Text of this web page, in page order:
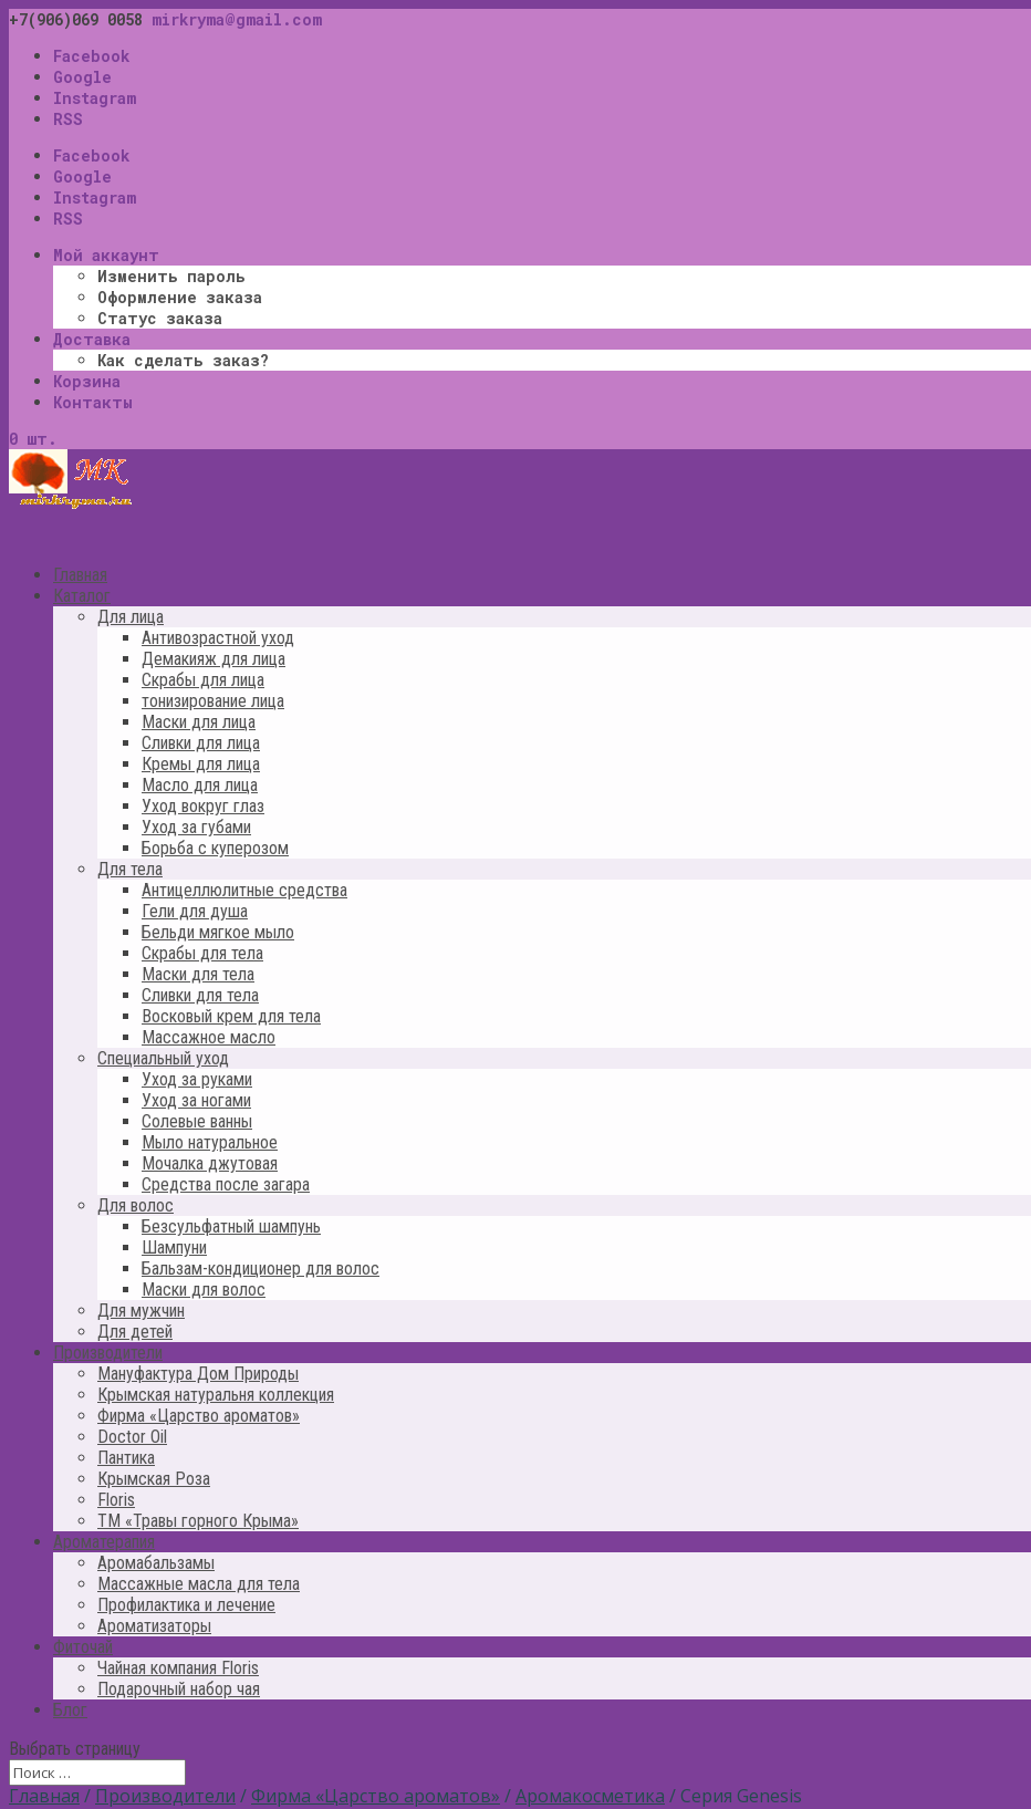
+7(906)069 0058 mirkryma@gmail.com
Facebook
Google
Instagram
RSS
Facebook
Google
Instagram
RSS
Мой аккаунт
Изменить пароль
Оформление заказа
Статус заказа
Доставка
Как сделать заказ?
Корзина
Контакты
0 шт.
Главная
Каталог
Для лица
Антивозрастной уход
Демакияж для лица
Скрабы для лица
тонизирование лица
Маски для лица
Сливки для лица
Кремы для лица
Масло для лица
Уход вокруг глаз
Уход за губами
Борьба с куперозом
Для тела
Антицеллюлитные средства
Гели для душа
Бельди мягкое мыло
Скрабы для тела
Маски для тела
Сливки для тела
Восковый крем для тела
Массажное масло
Специальный уход
Уход за руками
Уход за ногами
Солевые ванны
Мыло натуральное
Мочалка джутовая
Средства после загара
Для волос
Безсульфатный шампунь
Шампуни
Бальзам-кондиционер для волос
Маски для волос
Для мужчин
Для детей
Производители
Мануфактура Дом Природы
Крымская натуральня коллекция
Фирма «Царство ароматов»
Doctor Oil
Пантика
Крымская Роза
Floris
ТМ «Травы горного Крыма»
Ароматерапия
Аромабальзамы
Массажные масла для тела
Профилактика и лечение
Ароматизаторы
Фиточай
Чайная компания Floris
Подарочный набор чая
Блог
Выбрать страницу
Главная / Производители / Фирма «Царство ароматов» /Аромакосметика / Серия Genesis